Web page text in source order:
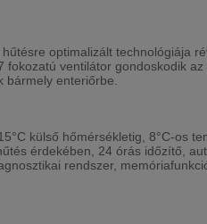
optimalizált technológiája
ventilátor gondoskodik
enteriőrbe.
külső hőmérsékletig, 8°C-os
érdekében, 24 órás időzítő,
rendszer,